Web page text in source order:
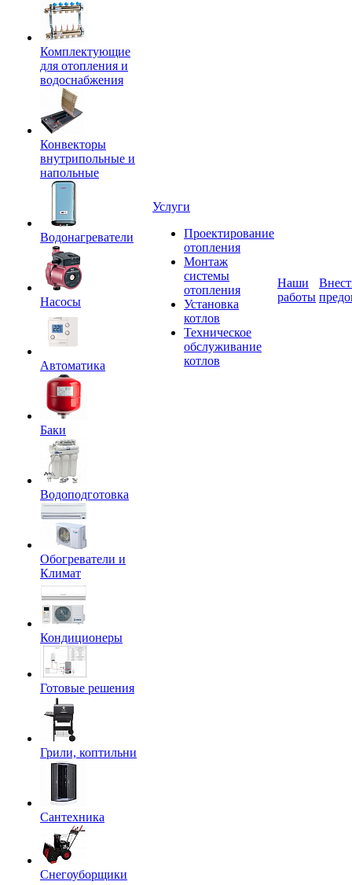
Комплектующие
для отопления и
водоснабжения
Конвекторы
внутрипольные и
напольные
Водонагреватели
Насосы
Автоматика
Баки
Водоподготовка
Обогреватели и
Климат
Кондиционеры
Готовые решения
Грили, коптильни
Сантехника
Снегоуборщики
Услуги
Проектирование
отопления
Монтаж
системы
отопления
Установка
котлов
Техническое
обслуживание
котлов
Наши
работы